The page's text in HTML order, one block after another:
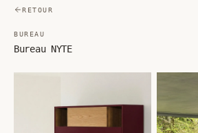
RETOUR
BUREAU
Bureau NYTE